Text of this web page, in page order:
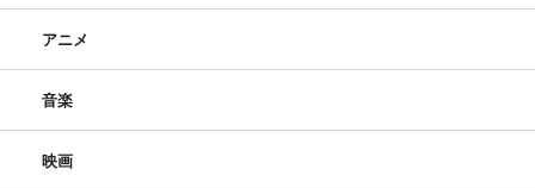
アニメ
音楽
映画